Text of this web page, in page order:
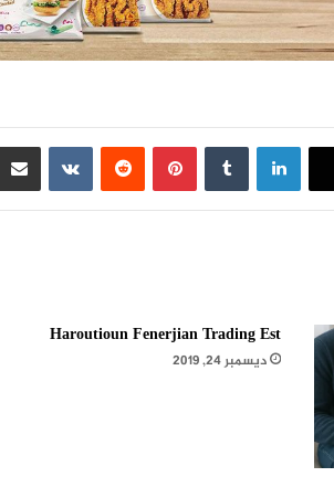
لينكدإن بينتيريست
Haroutioun Fenerjian Trading Est
ديسمبر 24, 2019